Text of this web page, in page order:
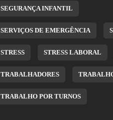
SEGURANÇA INFANTIL
SERVIÇOS DE EMERGÊNCIA
STRESS STRESS LABORAL
TRABALHADORES
TRABALHO POR TURNOS